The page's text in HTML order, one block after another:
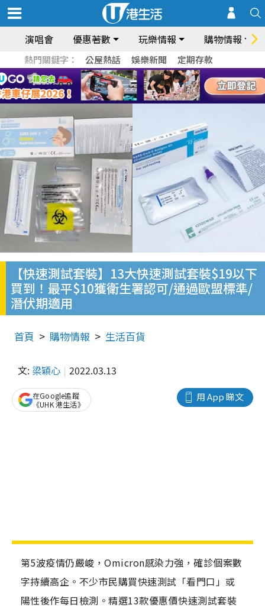
演唱會 優惠著數 玩樂情報 購物情報
熱門關鍵字： 公屋熱話 娛樂新聞 定期存款
【快速測試套裝】13大快速測試套裝$19以下
買到！最平$10獲衛生署認可/通過歐盟標準/
潛伏期適用
首頁 購物情報 生活百貨
文: 梁穎心 2022.03.13
用 App 睇文
在Google追蹤
《UHK 港生活》
第5波疫情仍嚴峻，Omicron感染力強，確診個案數
字持續高企。不少市民購買快速測試「看門口」或
陽性後作每日檢測。精選13款優惠價快速測試套裝